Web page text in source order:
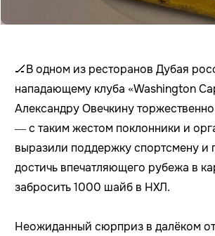
🏒В одном из ресторанов Дубая
нападающему клуба «Washington
Александру Овечкину
— с таким жестом поклонники и
выразили поддержку спортсмену и
достичь впечатляющего рубежа в
забросить 1000 шайб в НХЛ.
Неожиданный сюрприз в далёком